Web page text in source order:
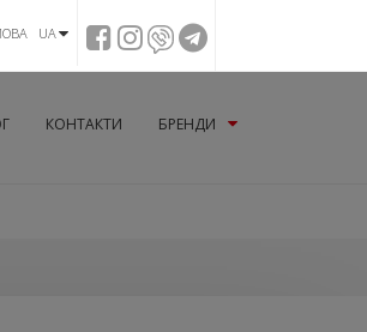
UA
КОНТАКТИ БРЕНДИ